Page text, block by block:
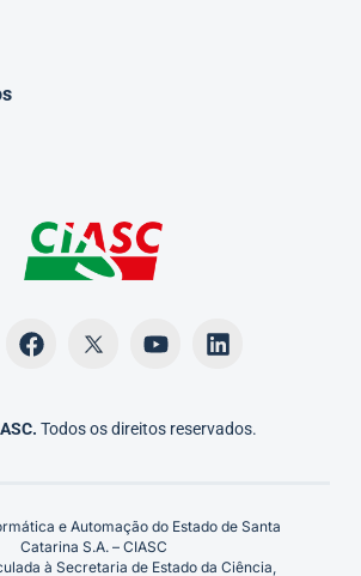
Todos os direitos reservados.
e Automação do Estado de Santa
Catarina S.A. – CIASC
à Secretaria de Estado da Ciência,